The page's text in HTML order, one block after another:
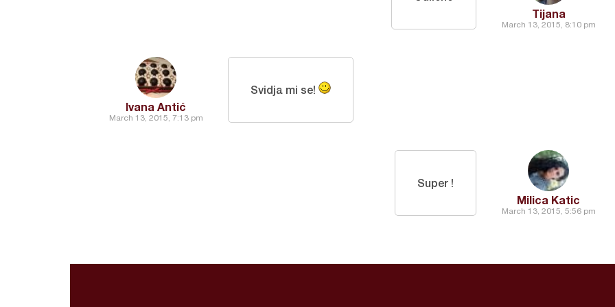
Tijana
March 13, 2015, 8:10 pm
Ivana Antić
March 13, 2015, 7:13 pm
Svidja mi se!
Milica Katic
March 13, 2015, 5:56 pm
Super !